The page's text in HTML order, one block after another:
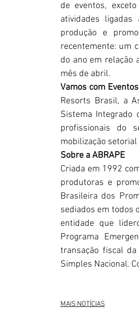
de eventos,
atividades
produção e
recentemente: um
do ano em relação
mês de abril.
Vamos com Eventos
Resorts Brasil, a
Sistema Integrado
profissionais do
mobilização
Sobre a ABRAPE
Criada em 1992
produtoras e
Brasileira dos
sediados em todos
entidade que
Programa
transação fiscal
Simples Nacional.
MAIS NOTÍCIAS